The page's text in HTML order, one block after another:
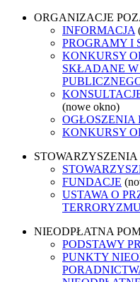
ORGANIZACJE
INFORMACJA
PROGRAMY I
KONKURSY
SKŁADANE
(nowe okno)
OGŁOSZENIA
KONKURSY
FUNDACJE
USTAWA O
NIEODPŁATNA
PODSTAWY
PUNKTY